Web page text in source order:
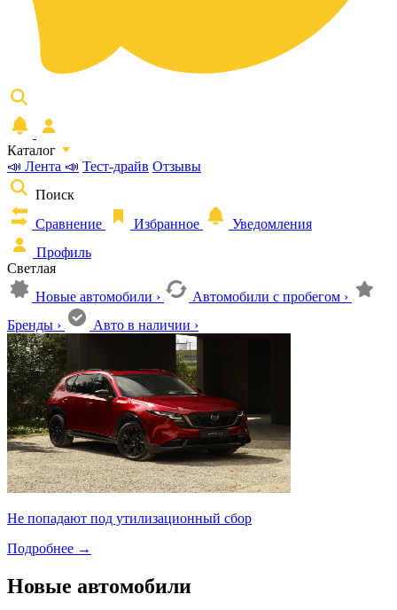
Каталог
📣 Лента 📣 Тест-драйв Отзывы
Поиск
Сравнение
Избранное
Уведомления
Профиль
Светлая
Новые автомобили › Автомобили с пробегом ›
Бренды › Авто в наличии ›
Не попадают под утилизационный сбор
Подробнее →
Новые автомобили